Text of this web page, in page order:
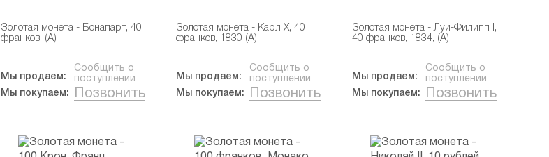
Золотая монета - Бонапарт, 40
франков, (А)
Мы продаем:
Сообщить о
поступлении
Мы покупаем:
Позвонить
Золотая монета - Карл X, 40
франков, 1830 (А)
Мы продаем:
Сообщить о
поступлении
Мы покупаем:
Позвонить
Золотая монета - Луи-Филипп I,
40 франков, 1834, (А)
Мы продаем:
Сообщить о
поступлении
Мы покупаем:
Позвонить